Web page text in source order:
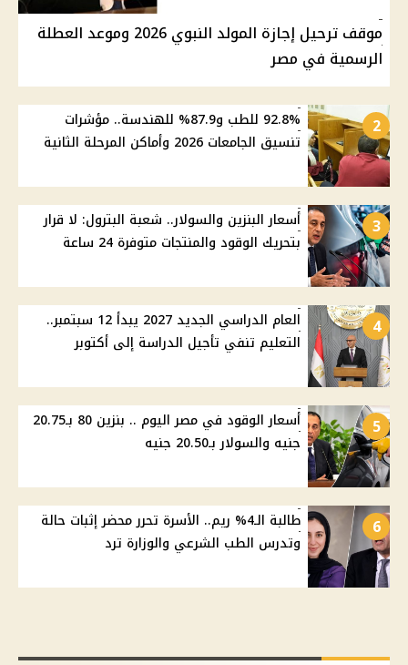
موقف ترحيل إجازة المولد النبوي 2026 وموعد العطلة
الرسمية في مصر
2
92.8% للطب و87.9% للهندسة.. مؤشرات
تنسيق الجامعات 2026 وأماكن المرحلة الثانية
3
أسعار البنزين والسولار.. شعبة البترول: لا قرار
بتحريك الوقود والمنتجات متوفرة 24 ساعة
4
العام الدراسي الجديد 2027 يبدأ 12 سبتمبر..
التعليم تنفي تأجيل الدراسة إلى أكتوبر
5
أسعار الوقود في مصر اليوم .. بنزين 80 بـ20.75
جنيه والسولار بـ20.50 جنيه
6
طالبة الـ4% ريم.. الأسرة تحرر محضر إثبات حالة
وتدرس الطب الشرعي والوزارة ترد